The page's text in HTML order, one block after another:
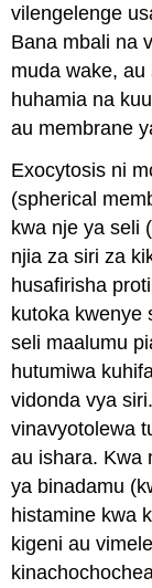
vilengelenge
Bana mbali na
muda wake, au
huhamia na
au membrane
Exocytosis ni
(spherical
kwa nje ya seli
njia za siri za
husafirisha
kutoka kwenye
seli maalumu
hutumiwa
vidonda vya
vinavyotolewa
au ishara. Kwa
ya binadamu
histamine kwa
kigeni au